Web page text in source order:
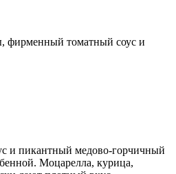
фирменный томатный соус и
и пикантный медово-горчичный
Моцарелла, курица,